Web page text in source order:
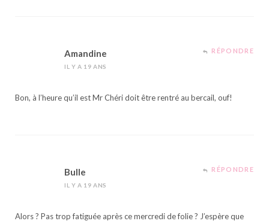
Amandine
IL Y A 19 ANS
RÉPONDRE
Bon, à l’heure qu’il est Mr Chéri doit être rentré au bercail, ouf!
Bulle
IL Y A 19 ANS
RÉPONDRE
Alors ? Pas trop fatiguée après ce mercredi de folie ? J’espère que